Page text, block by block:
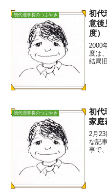
初代理事長のつぶやき
初代
意後
度）
2000
度は
結局
初代理事長のつぶやき
初代
家庭
2月
な記
事で